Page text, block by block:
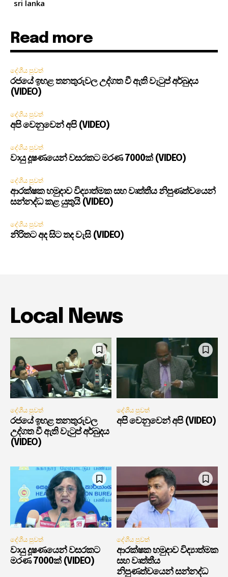
sri lanka
Read more
දේශීය පුවත්
රජයේ ඉහළ තනතුරුවල උද්ගත වී ඇති වැටුප් අර්බුදය
(VIDEO)
දේශීය පුවත්
අපි වෙනුවෙන් අපි (VIDEO)
දේශීය පුවත්
වායු දූෂණයෙන් වසරකට මරණ 7000ක් (VIDEO)
දේශීය පුවත්
ආරක්ෂක හමුදාව විද්‍යාත්මක සහ වෘත්තීය නිපුණත්වයෙන්
සන්නද්ධ කළ යුතුයි (VIDEO)
දේශීය පුවත්
නිරිතට අද සිට තද වැසි (VIDEO)
Local News
දේශීය පුවත්
රජයේ ඉහළ තනතුරුවල
උද්ගත වී ඇති වැටුප් අර්බුදය
(VIDEO)
දේශීය පුවත්
අපි වෙනුවෙන් අපි (VIDEO)
දේශීය පුවත්
වායු දූෂණයෙන් වසරකට
මරණ 7000ක් (VIDEO)
දේශීය පුවත්
ආරක්ෂක හමුදාව විද්‍යාත්මක
සහ වෘත්තීය
නිපුණත්වයෙන් සන්නද්ධ